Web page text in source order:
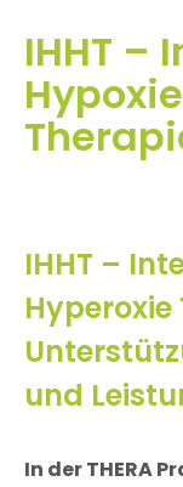
IHHT –
IHHT –
und
In der THERA